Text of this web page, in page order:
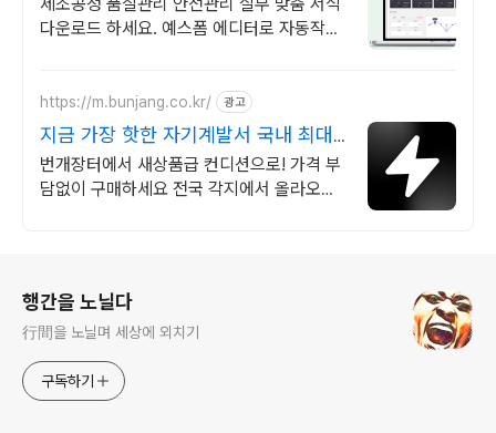
다운로드 하세요. 예스폼 에디터로 자동작성!
https://m.bunjang.co.kr/ 광고
지금 가장 핫한 자기계발서 국내 최대
브랜드 중고거래
번개장터에서 새상품급 컨디션으로! 가격 부
담없이 구매하세요 전국 각지에서 올라오는
행간을 노닐다
行間을 노닐며 세상에 외치기
구독하기